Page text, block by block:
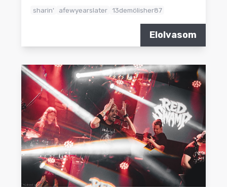
sharin' afewyearslater 13demölisher87
Elolvasom